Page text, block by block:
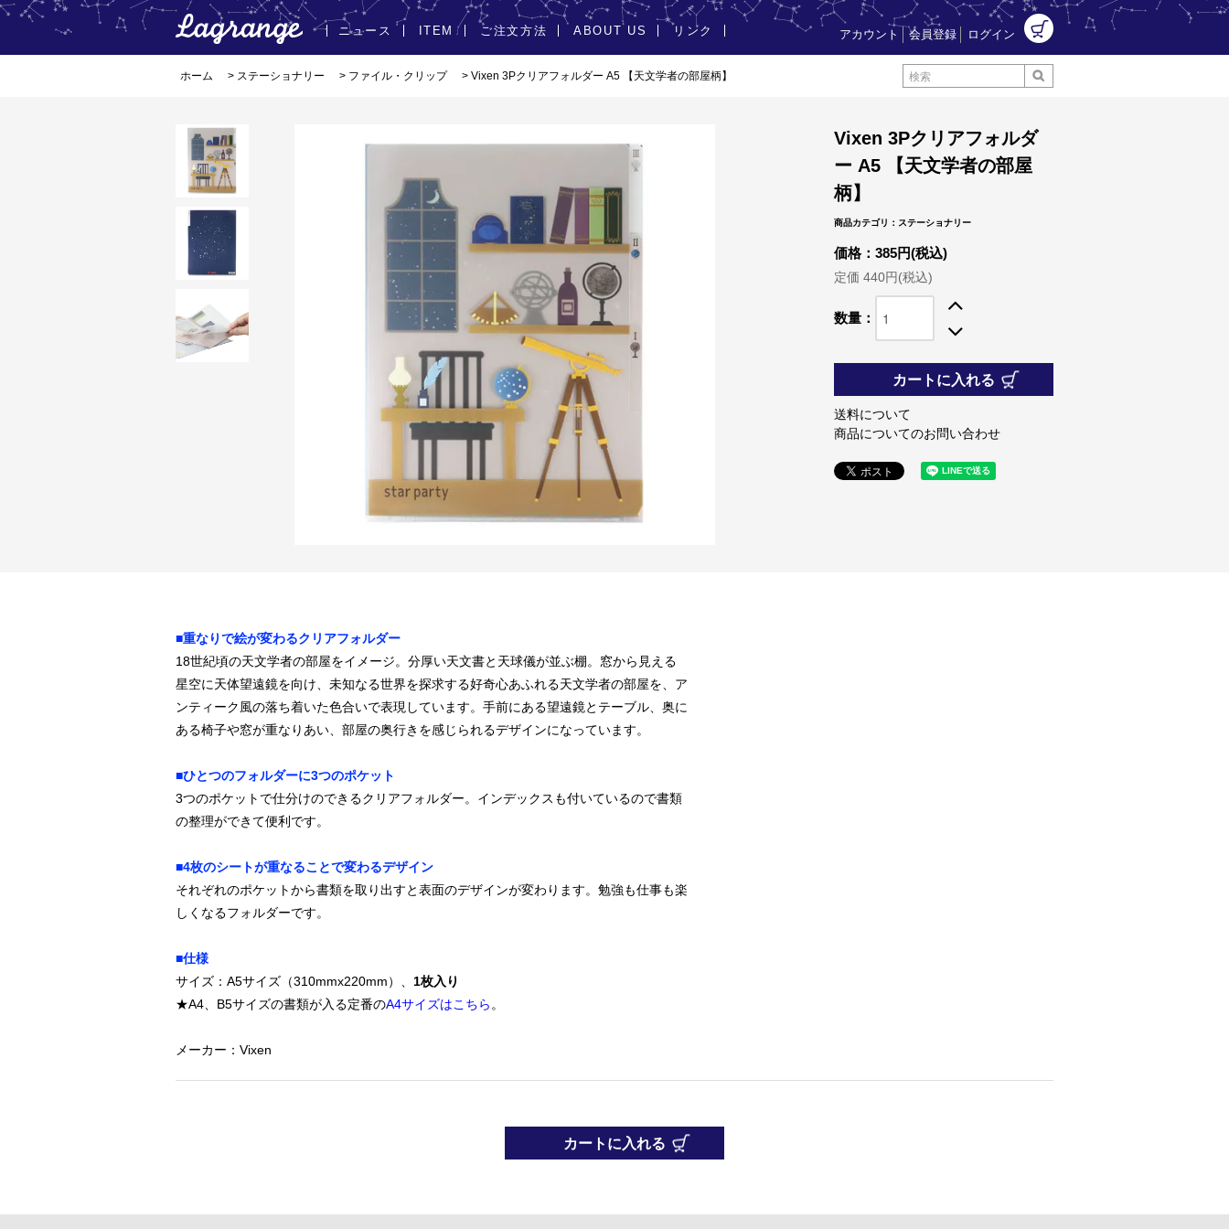
アカウント 会員登録 ログイン
ニュース ITEM ご注文方法 ABOUT US リンク
ホーム > ステーショナリー > ファイル・クリップ > Vixen 3Pクリアフォルダー A5 【天文学者の部屋柄】
Vixen 3Pクリアフォルダ
ー A5 【天文学者の部屋
柄】
商品カテゴリ：ステーショナリー
価格：385円(税込)
定価 440円(税込)
数量：
カートに入れる
送料について
商品についてのお問い合わせ
■重なりで絵が変わるクリアフォルダー
18世紀頃の天文学者の部屋をイメージ。分厚い天文書と天球儀が並ぶ棚。窓から見える
星空に天体望遠鏡を向け、未知なる世界を探求する好奇心あふれる天文学者の部屋を、ア
ンティーク風の落ち着いた色合いで表現しています。手前にある望遠鏡とテーブル、奥に
ある椅子や窓が重なりあい、部屋の奥行きを感じられるデザインになっています。
■ひとつのフォルダーに3つのポケット
3つのポケットで仕分けのできるクリアフォルダー。インデックスも付いているので書類
の整理ができて便利です。
■4枚のシートが重なることで変わるデザイン
それぞれのポケットから書類を取り出すと表面のデザインが変わります。勉強も仕事も楽
しくなるフォルダーです。
■仕様
サイズ：A5サイズ（310mmx220mm）、 1枚入り
★A4、B5サイズの書類が入る定番のA4サイズはこちら 。
メーカー：Vixen
カートに入れる